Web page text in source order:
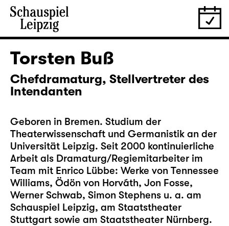
Torsten Buß
Chefdramaturg, Stellvertreter des
Intendanten
Geboren in Bremen. Studium der
Theaterwissenschaft und Germanistik an der
Universität Leipzig. Seit 2000 kontinuierliche
Arbeit als Dramaturg/Regiemitarbeiter im
Team mit Enrico Lübbe: Werke von Tennessee
Williams, Ödön von Horváth, Jon Fosse,
Werner Schwab, Simon Stephens u. a. am
Schauspiel Leipzig, am Staatstheater
Stuttgart sowie am Staatstheater Nürnberg.